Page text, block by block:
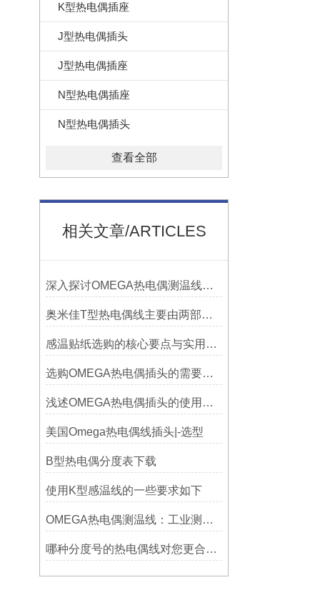
K型热电偶插座
J型热电偶插头
J型热电偶插座
N型热电偶插座
N型热电偶插头
查看全部
相关文章/ARTICLES
深入探讨OMEGA热电偶测温线的制作工艺
奥米佳T型热电偶线主要由两部分组成
感温贴纸选购的核心要点与实用建议
选购OMEGA热电偶插头的需要考虑哪些问题？
浅述OMEGA热电偶插头的使用意义
美国Omega热电偶线插头|-选型
B型热电偶分度表下载
使用K型感温线的一些要求如下
OMEGA热电偶测温线：工业测温的精准之选
哪种分度号的热电偶线对您更合用?